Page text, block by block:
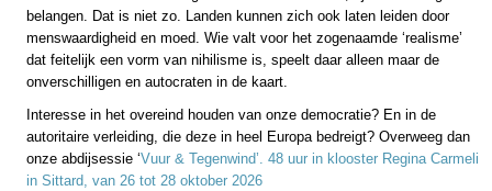
belangen. Dat is niet zo. Landen kunnen zich ook laten leiden door
menswaardigheid en moed. Wie valt voor het zogenaamde ‘realisme’
dat feitelijk een vorm van nihilisme is, speelt daar alleen maar de
onverschilligen en autocraten in de kaart.
Interesse in het overeind houden van onze democratie? En in de
autoritaire verleiding, die deze in heel Europa bedreigt? Overweeg dan
onze abdijsessie ‘Vuur & Tegenwind’. 48 uur in klooster Regina Carmeli
in Sittard, van 26 tot 28 oktober 2026